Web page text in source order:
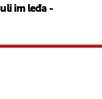
im leđa -